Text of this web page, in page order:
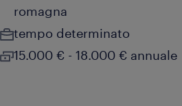
romagna
tempo determinato
15.000 € - 18.000 € annuale